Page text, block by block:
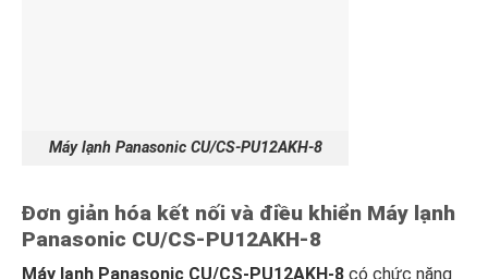
Máy lạnh Panasonic CU/CS-PU12AKH-8
Đơn giản hóa kết nối và điều khiển Máy lạnh
Panasonic CU/CS-PU12AKH-8
Máy lạnh Panasonic CU/CS-PU12AKH-8 có chức năng